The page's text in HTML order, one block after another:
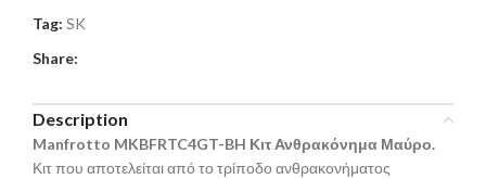
Tag: SK
Share:
Description
Manfrotto MKBFRTC4GT-BH Κιτ Ανθρακόνημα Μαύρο.
Κιτ που αποτελείται από το τρίποδο ανθρακονήματος